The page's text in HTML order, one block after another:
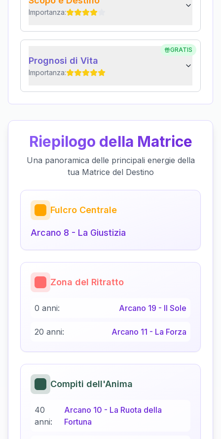
Importanza:
GRATIS
Prognosi di Vita
Importanza:
Riepilogo della Matrice
Una panoramica delle principali energie della
tua Matrice del Destino
Fulcro Centrale
Arcano 8 - La Giustizia
Zona del Ritratto
0 anni: Arcano 19 - Il Sole
20 anni: Arcano 11 - La Forza
Compiti dell'Anima
40
anni:
Arcano 10 - La Ruota della
Fortuna